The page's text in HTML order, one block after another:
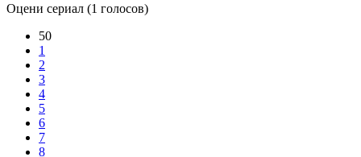
Оцени сериал (1 голосов)
50
1
2
3
4
5
6
7
8